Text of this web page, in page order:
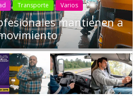
Transporte Varios
mantienen a